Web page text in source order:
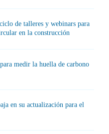
de talleres y webinars para
en la construcción
medir la huella de carbono
en su actualización para el